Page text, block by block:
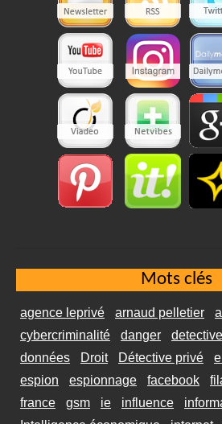
Mots clés
agence leprivé arnaud pelletier
cybercriminalité
danger detective
données
Droit Détective privé
espion
espionnage facebook
france
gsm ie influence